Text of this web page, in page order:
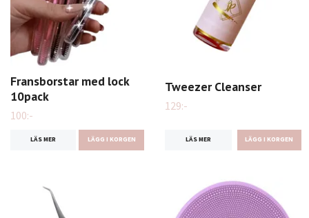
Fransborstar med lock
10pack
100:-
LÄS MER LÄGG I KORGEN
Tweezer Cleanser
129:-
LÄS MER